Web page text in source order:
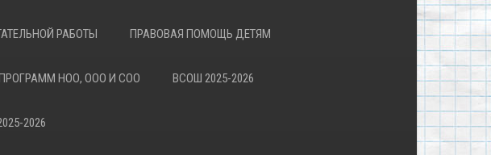
РАБОТЫ ПРАВОВАЯ ПОМОЩЬ ДЕТЯМ
НОО, ООО И СОО ВСОШ 2025-2026
2026